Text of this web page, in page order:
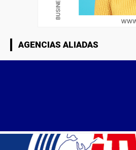
AGENCIAS ALIADAS